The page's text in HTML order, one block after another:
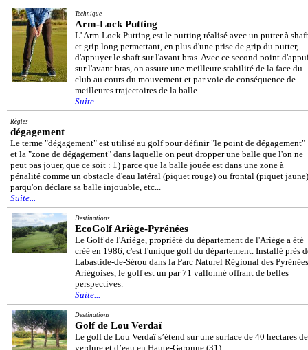
Technique
Arm-Lock Putting
L' Arm-Lock Putting est le putting réalisé avec un putter à shaft
et grip long permettant, en plus d'une prise de grip du putter,
d'appuyer le shaft sur l'avant bras. Avec ce second point
sur l'avant bras, on assure une meilleure stabilité de la face du
club au cours du mouvement et par voie de conséquence de
meilleures trajectoires de la balle.
Suite...
Règles
dégagement
Le terme "dégagement" est utilisé au golf pour définir "le point de dégagement"
et la "zone de dégagement" dans laquelle on peut dropper une balle que l'on ne
peut pas jouer, que ce soit : 1) parce que la balle jouée est dans une zone à
pénalité comme un obstacle d'eau latéral (piquet rouge) ou frontal (piquet
parqu'on déclare sa balle injouable, etc...
Suite...
Destinations
EcoGolf Ariège-Pyrénées
Le Golf de l'Ariège, propriété du département de l'Ariège a été
créé en 1986, c'est l'unique golf du département. Installé près
Labastide-de-Sérou dans la Parc Naturel Régional des Pyrénées
Ariègoises, le golf est un par 71 vallonné offrant de belles
perspectives.
Suite...
Destinations
Golf de Lou Verdaï
Le golf de Lou Verdaï s’étend sur une surface de 40 hectares de
verdure et d’eau en Haute-Garonne (31).